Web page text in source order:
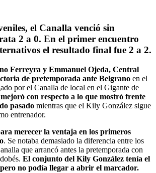
el Canalla venció sin
2 a 0. En el primer encuentro
el resultado final fue 2 a 2.
Ferreyra y Emmanuel Ojeda, Central
de pretemporada ante Belgrano en el
por el Canalla de local en el Gigante de
con respecto a lo que mostró frente
pasado mientras que el Kily González sigue
entrenador.
merecer la ventaja en los primeros
. Se notaba demasiado la diferencia entre los
que arrancó antes la pretemporada con
El conjunto del Kily González tenía el
no podía llegar a abrir el marcador.